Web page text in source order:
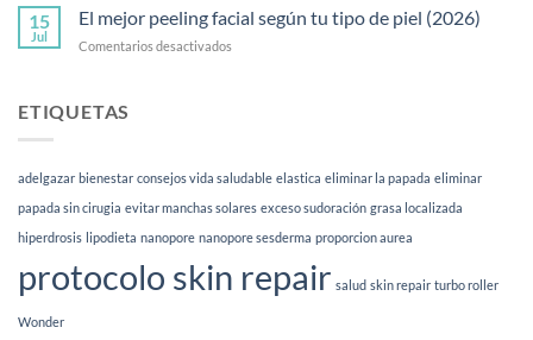
frecuentes
quality:
qué
es
Esthetia
15
Jul
El mejor peeling facial según tu tipo de piel (2026)
Comentarios desactivados
tipo
de
(2026)
ETIQUETAS
adelgazar bienestar consejos vida saludable elastica eliminar la papada eliminar
papada sin cirugia evitar manchas solares exceso sudoración grasa localizada
hiperdrosis lipodieta nanopore nanopore sesderma proporcion aurea
protocolo skin repair salud skin repair turbo roller
Wonder